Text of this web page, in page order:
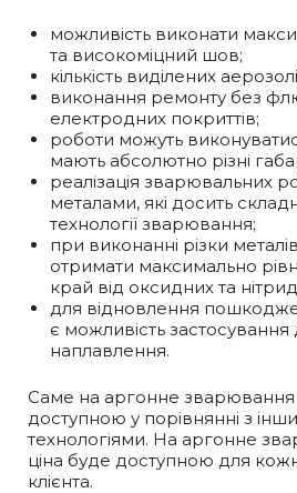
можливість виконати
та високоміцний шов;
кількість виділених
виконання ремонту без
електродних покриттів;
роботи можуть
мають абсолютно різні
реалізація зварювальних
металами, які досить
технології зварювання;
при виконанні різки
отримати максимально
край від оксидних та
для відновлення
є можливість
наплавлення.
Саме на аргонне зварювання
доступною у порівнянні з
технологіями. На аргонне
ціна буде доступною для
клієнта.